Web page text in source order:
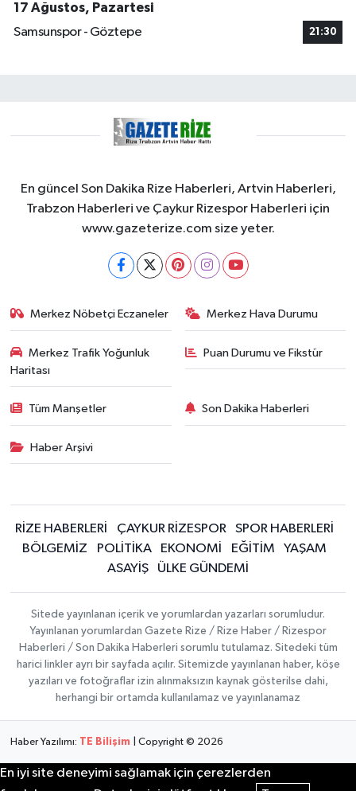
17 Ağustos, Pazartesi
Samsunspor - Göztepe
21:30
En güncel Son Dakika Rize Haberleri, Artvin Haberleri,
Trabzon Haberleri ve Çaykur Rizespor Haberleri için
www.gazeterize.com size yeter.
Merkez Nöbetçi Eczaneler Merkez Hava Durumu
Merkez Trafik Yoğunluk
Haritası
Puan Durumu ve Fikstür
Tüm Manşetler Son Dakika Haberleri
Haber Arşivi
RİZE HABERLERİ ÇAYKUR RİZESPOR
SPOR HABERLERİ
BÖLGEMİZ
POLİTİKA EKONOMİ EĞİTİM
YAŞAM
ASAYİŞ
ÜLKE GÜNDEMİ
Sitede yayınlanan içerik ve yorumlardan yazarları sorumludur.
Yayınlanan yorumlardan Gazete Rize / Rize Haber / Rizespor
Haberleri / Son Dakika Haberleri sorumlu tutulamaz. Sitedeki tüm
harici linkler ayrı bir sayfada açılır. Sitemizde yayınlanan haber, köşe
yazıları ve fotoğraflar izin alınmaksızın kaynak gösterilse dahi,
herhangi bir ortamda kullanılamaz ve yayınlanamaz
Haber Yazılımı: TE Bilişim | Copyright © 2026
En iyi site deneyimi sağlamak için çerezlerden